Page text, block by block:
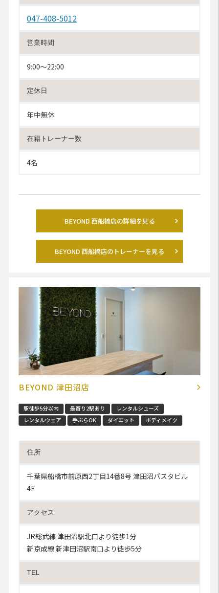
047-408-5012
営業時間
9:00〜22:00
定休日
年中無休
在籍トレーナー数
4名
BEYOND 西船橋店の詳細を見る
BEYOND 西船橋店のトレーナーを見る
BEYOND 津田沼店
駅徒歩5分以内 最寄り2駅あり
レンタルシューズ
レンタルウェア
手ぶらOK ダイエット ボディメイク
住所
千葉県船橋市前原西2丁目14番8号 津田沼パスタビル
4F
アクセス
JR総武線 津田沼駅北口より徒歩1分
新京成線 新津田沼駅南口より徒歩5分
TEL